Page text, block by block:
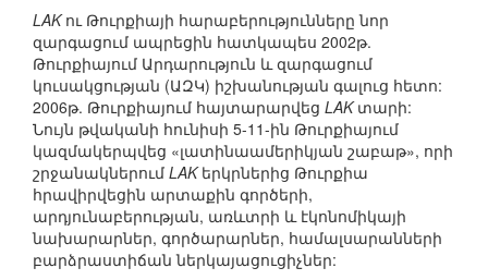
LAKու Թուրքիայի հարաբերությունները նոր
զարգացում ապրեցին հատկապես 2002թ.
Թուրքիայում Արդարություն և զարգացում
կուսակցության (ԱԶԿ) իշխանության գալուց հետո:
2006թ. Թուրքիայում հայտարարվեց LAKտարի:
Նույն թվականի հունիսի 5-11-ին Թուրքիայում
կազմակերպվեց «լատինաամերիկյան շաբաթ», որի
շրջանակներում LAKերկրներից Թուրքիա
հրավիրվեցին արտաքին գործերի,
արդյունաբերության, առևտրի և էկոնոմիկայի
նախարարներ, գործարարներ, համալսարանների
բարձրաստիճան ներկայացուցիչներ: